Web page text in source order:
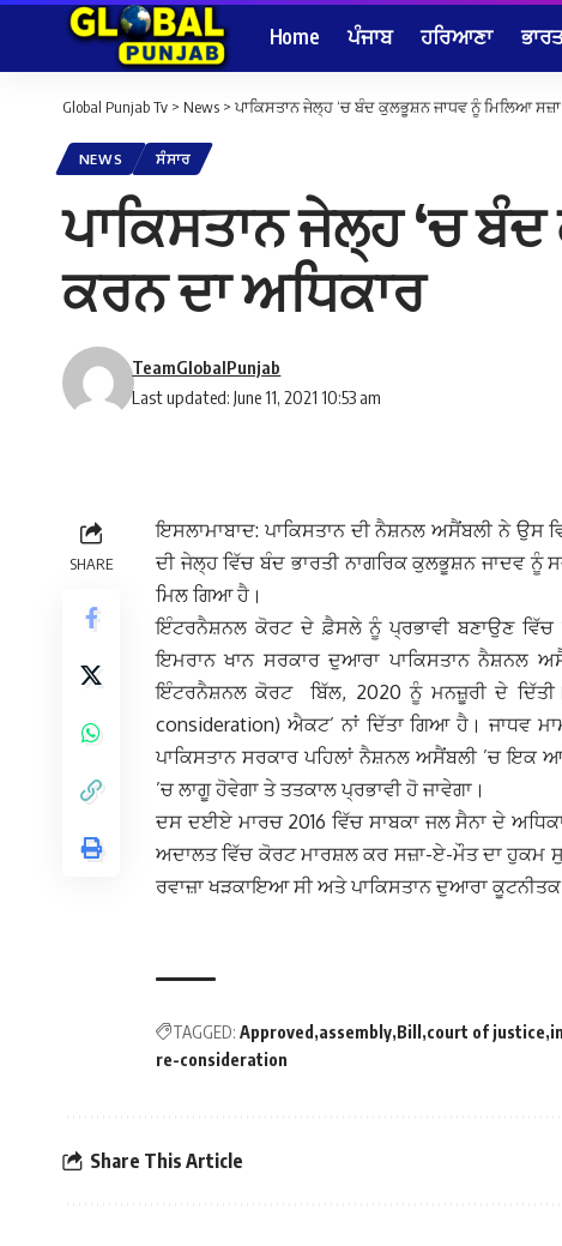
Home ਪੰਜਾਬ ਹਰਿਆਣਾ
Global Punjab Tv > News > ਪਾਕਿਸਤਾਨ ਜੇਲ੍ਹ ‘ਚ ਬੰਦ ਕੁਲਭੂਸ਼ਨ ਜਾਧਵ ਨੂੰ ਮਿਲਿਆ
NEWS ਸੰਸਾਰ
ਪਾਕਿਸਤਾਨ ਜੇਲ੍ਹ ‘ਚ
ਕਰਨ ਦਾ ਅਧਿਕਾਰ
Last updated: June 11, 2021 10:53 am
TeamGlobalPunjab
SHARE
ਇਸਲਾਮਾਬਾਦ: ਪਾਕਿਸਤਾਨ ਦੀ ਨੈਸ਼ਨਲ ਅਸੈਂਬਲੀ ਨੇ ਉਸ
ਦੀ ਜੇਲ੍ਹ ਵਿੱਚ ਬੰਦ ਭਾਰਤੀ ਨਾਗਰਿਕ ਕੁਲਭੂਸ਼ਨ ਜਾਦਵ ਨੂੰ
ਮਿਲ ਗਿਆ ਹੈ।
ਇੰਟਰਨੈਸ਼ਨਲ ਕੋਰਟ ਦੇ ਫ਼ੈਸਲੇ ਨੂੰ ਪ੍ਰਭਾਵੀ ਬਣਾਉਣ
ਇਮਰਾਨ ਖਾਨ ਸਰਕਾਰ ਦੁਆਰਾ ਪਾਕਿਸਤਾਨ ਨੈਸ਼ਨਲ
ਇੰਟਰਨੈਸ਼ਨਲ ਕੋਰਟ ਬਿੱਲ, 2020 ਨੂੰ ਮਨਜ਼ੂਰੀ ਦੇ
consideration) ਐਕਟ’ ਨਾਂ ਦਿੱਤਾ ਗਿਆ ਹੈ। ਜਾਧਵ
ਪਾਕਿਸਤਾਨ ਸਰਕਾਰ ਪਹਿਲਾਂ ਨੈਸ਼ਨਲ ਅਸੈਂਬਲੀ ’ਚ ਇਕ
’ਚ ਲਾਗੂ ਹੋਵੇਗਾ ਤੇ ਤਤਕਾਲ ਪ੍ਰਭਾਵੀ ਹੋ ਜਾਵੇਗਾ।
ਦਸ ਦਈਏ ਮਾਰਚ 2016 ਵਿੱਚ ਸਾਬਕਾ ਜਲ ਸੈਨਾ ਦੇ
ਅਦਾਲਤ ਵਿੱਚ ਕੋਰਟ ਮਾਰਸ਼ਲ ਕਰ ਸਜ਼ਾ-ਏ-ਮੌਤ ਦਾ
ਰਵਾਜ਼ਾ ਖੜਕਾਇਆ ਸੀ ਅਤੇ ਪਾਕਿਸਤਾਨ ਦੁਆਰਾ ਕੂਟਨੀਤਕ
TAGGED: Approved assembly Bill court of justice
re-consideration
Share This Article